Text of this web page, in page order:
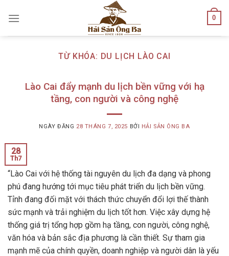
0
TỪ KHÓA: DU LỊCH LÀO CAI
Lào Cai đẩy mạnh du lịch bền vững với hạ
tầng, con người và công nghệ
NGÀY ĐĂNG 28 THÁNG 7, 2025 BỞI HẢI SẢN ÔNG BA
28
Th7
“Lào Cai với hệ thống tài nguyên du lịch đa dạng và phong
phú đang hướng tới mục tiêu phát triển du lịch bền vững.
Tỉnh đang đối mặt với thách thức chuyển đổi lợi thế thành
sức mạnh và trải nghiệm du lịch tốt hơn. Việc xây dựng hệ
thống giá trị tổng hợp gồm hạ tầng, con người, công nghệ,
văn hóa và bản sắc địa phương là cần thiết. Sự tham gia
mạnh mẽ của chính quyền, doanh nghiệp và người dân là yếu